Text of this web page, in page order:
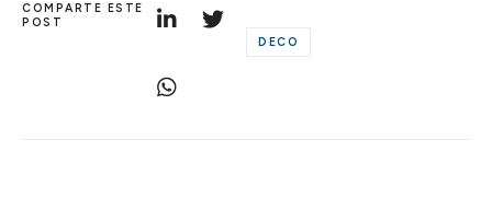
COMPARTE ESTE
POST
DECO